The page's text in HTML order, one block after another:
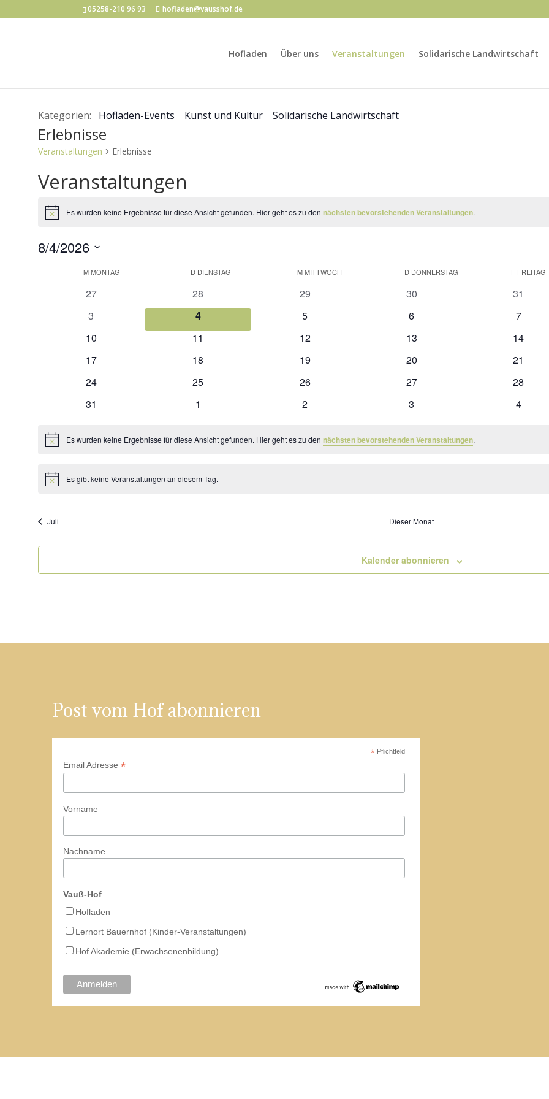
05258-210 96 93 hofladen@vausshof.de
Hofladen Über uns Veranstaltungen Solidarische Landwirtschaft
Kategorien: Hofladen-Events Kunst und Kultur Solidarische Landwirtschaft
Erlebnisse
Veranstaltungen Erlebnisse
Veranstaltungen
HinweisEs wurden keine Ergebnisse für diese Ansicht gefunden. Hier geht es zu den nächsten bevorstehenden Veranstaltungen.
8/4/2026
Kalender
Veranstaltungen
MMONTAG D DIENSTAG MMITTWOCH D DONNERSTAG F FREITAG
0
Veranstaltungen
27
0
Veranstaltungen
28
0
29
0
30
0
31
0
Veranstaltungen
3
0
Veranstaltungen
4
0
5
0
6
0
7
0
10
0
11
0
12
0
13
0
14
0
17
0
18
0
19
0
20
0
21
0
24
0
25
0
26
0
27
0
28
0
31
0
1
0
2
0
3
0
4
HinweisEs wurden keine Ergebnisse für diese Ansicht gefunden. Hier geht es zu den nächsten bevorstehenden Veranstaltungen.
HinweisEs gibt keine Veranstaltungen an diesem Tag.
Juli Dieser Monat
Kalender abonnieren
Post vom Hof abonnieren
* Pflichtfeld
Email Adresse *
Vorname
Nachname
Vauß-Hof
Hofladen
Lernort Bauernhof (Kinder-Veranstaltungen)
Hof Akademie (Erwachsenenbildung)